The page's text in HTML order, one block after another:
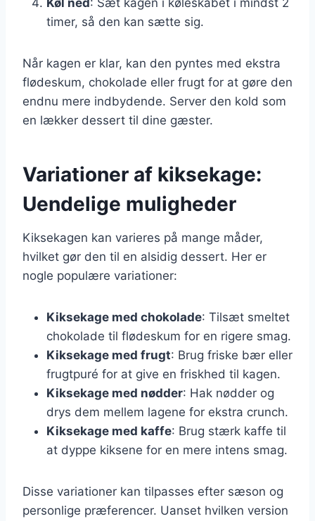
timer, så den kan sætte sig.
Når kagen er klar, kan den pyntes med ekstra
flødeskum, chokolade eller frugt for at gøre den
endnu mere indbydende. Server den kold som
en lækker dessert til dine gæster.
Variationer af kiksekage:
Uendelige muligheder
Kiksekagen kan varieres på mange måder,
hvilket gør den til en alsidig dessert. Her er
nogle populære variationer:
Kiksekage med chokolade: Tilsæt smeltet
chokolade til flødeskum for en rigere smag.
Kiksekage med frugt: Brug friske bær eller
frugtpuré for at give en friskhed til kagen.
Kiksekage med nødder: Hak nødder og
drys dem mellem lagene for ekstra crunch.
Kiksekage med kaffe: Brug stærk kaffe til
at dyppe kiksene for en mere intens smag.
Disse variationer kan tilpasses efter sæson og
personlige præferencer. Uanset hvilken version